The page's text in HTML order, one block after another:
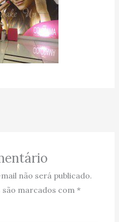
não será publicado.
marcados com *